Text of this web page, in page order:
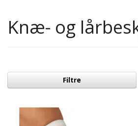
Knæ- og
Filtre